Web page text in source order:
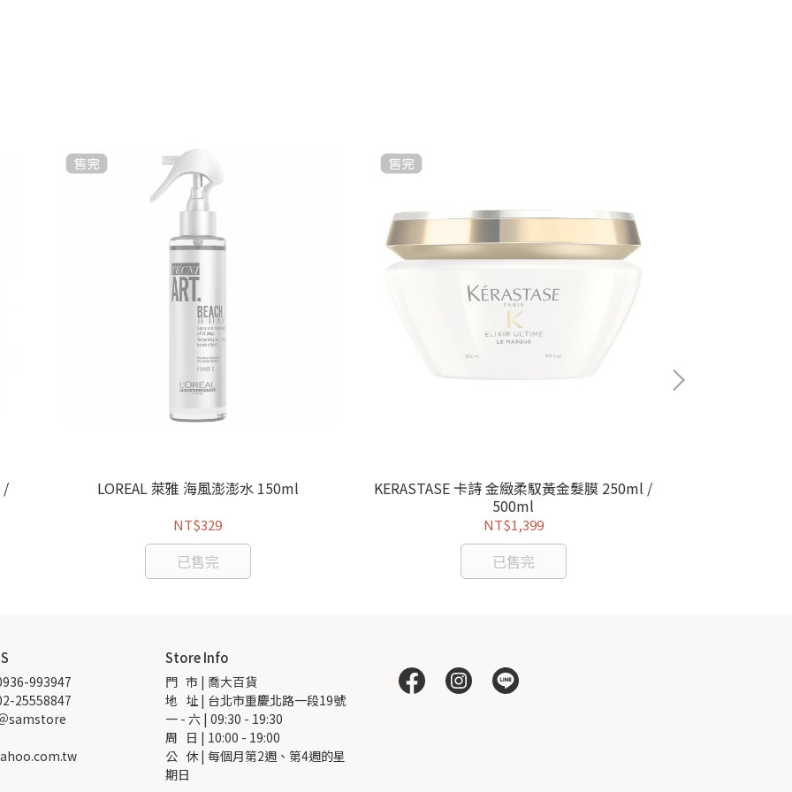
/ LOREAL 萊雅 海風澎澎水 150ml
NT$329
已售完
KERASTASE 卡詩 金緻柔馭黃金髮膜 250ml /
500ml
NT$1,399
已售完
993947
25558847
samstore
Store Info
門   市 | 喬大百貨
地   址 | 台北市重慶北路一段19號
一 - 六 | 09:30 - 19:30
周   日 | 10:00 - 19:00
公   休 | 每個月第2週、第4週的星
期日